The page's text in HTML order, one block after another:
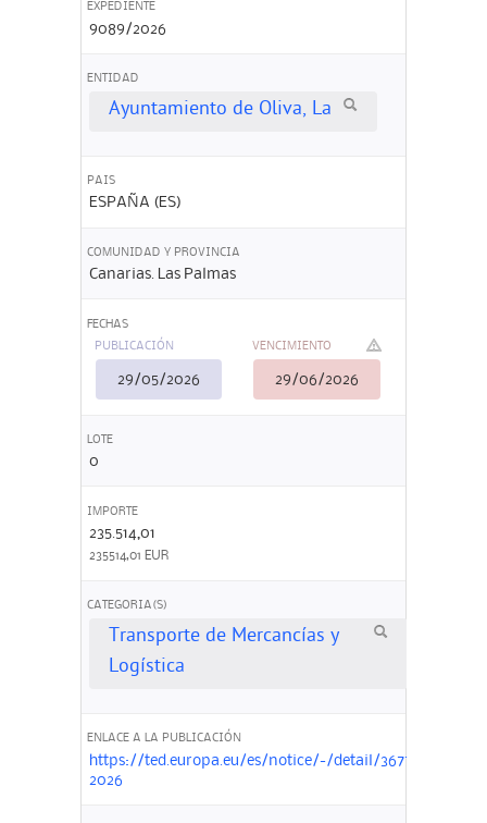
EXPEDIENTE
9089/2026
ENTIDAD
Ayuntamiento de Oliva, La
PAIS
ESPAÑA (ES)
COMUNIDAD Y PROVINCIA
Canarias. Las Palmas
FECHAS
PUBLICACIÓN
29/05/2026
VENCIMIENTO
29/06/2026
LOTE
0
IMPORTE
235.514,01
235514,01 EUR
CATEGORIA(S)
Transporte de Mercancías y
Logística
ENLACE A LA PUBLICACIÓN
https://ted.europa.eu/es/notice/-/detail/367734-
2026